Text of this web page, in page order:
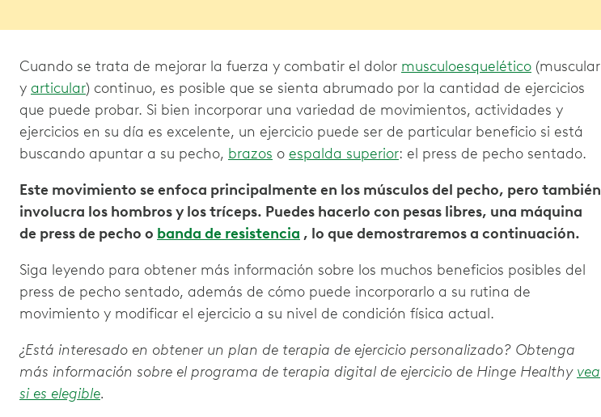
Cuando se trata de mejorar la fuerza y combatir el dolor musculoesquelético (muscular
y articular) continuo, es posible que se sienta abrumado por la cantidad de ejercicios
que puede probar. Si bien incorporar una variedad de movimientos, actividades y
ejercicios en su día es excelente, un ejercicio puede ser de particular beneficio si está
buscando apuntar a su pecho, brazos o espalda superior: el press de pecho sentado.
Este movimiento se enfoca principalmente en los músculos del pecho, pero también
involucra los hombros y los tríceps. Puedes hacerlo con pesas libres, una máquina
de press de pecho o banda de resistencia , lo que demostraremos a continuación.
Siga leyendo para obtener más información sobre los muchos beneficios posibles del
press de pecho sentado, además de cómo puede incorporarlo a su rutina de
movimiento y modificar el ejercicio a su nivel de condición física actual.
¿Está interesado en obtener un plan de terapia de ejercicio personalizado? Obtenga
más información sobre el programa de terapia digital de ejercicio de Hinge Healthy vea
si es elegible.